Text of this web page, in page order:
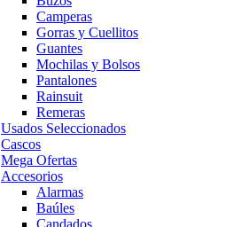
Camperas
Gorras y Cuellitos
Guantes
Mochilas y Bolsos
Pantalones
Rainsuit
Remeras
Usados Seleccionados
Cascos
Mega Ofertas
Accesorios
Alarmas
Baúles
Candados